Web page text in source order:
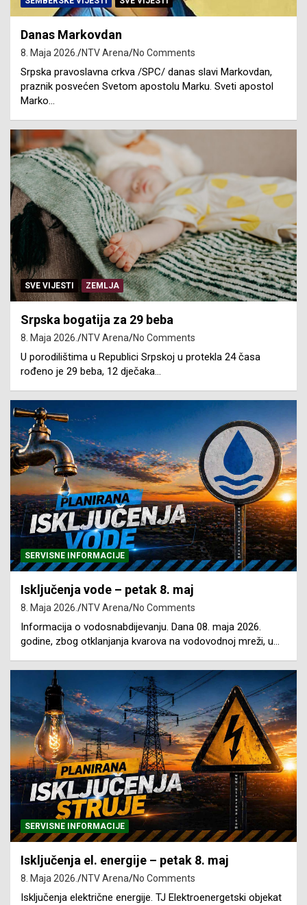
Danas Markovdan
8. Maja 2026. NTV Arena No Comments
Srpska pravoslavna crkva /SPC/ danas slavi Markovdan,
praznik posvećen Svetom apostolu Marku. Sveti apostol
Marko…
SVE VIJESTI ZEMLJA
Srpska bogatija za 29 beba
8. Maja 2026. NTV Arena No Comments
U porodilištima u Republici Srpskoj u protekla 24 časa
rođeno je 29 beba, 12 dječaka…
SERVISNE INFORMACIJE
Isključenja vode – petak 8. maj
8. Maja 2026. NTV Arena No Comments
Informacija o vodosnabdijevanju. Dana 08. maja 2026.
godine, zbog otklanjanja kvarova na vodovodnoj mreži, u…
SERVISNE INFORMACIJE
Isključenja el. energije – petak 8. maj
8. Maja 2026. NTV Arena No Comments
Isključenja električne energije. TJ Elektroenergetski objekat